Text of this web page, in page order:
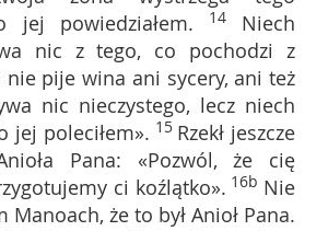
jej powiedziałem. 14 Niech
nic z tego, co pochodzi z
pije wina ani sycery, ani też
nic nieczystego, lecz niech
jej poleciłem». 15 Rzekł jeszcze
Pana: «Pozwól, że cię
ci koźlątko». 16b Nie
Manoach, że to był Anioł Pana.